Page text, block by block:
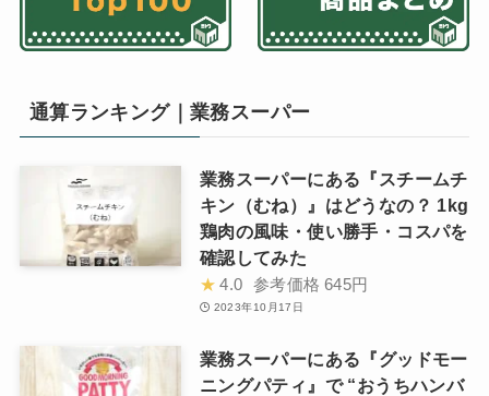
通算ランキング｜業務スーパー
業務スーパーにある『スチームチ
キン（むね）』はどうなの？ 1kg
鶏肉の風味・使い勝手・コスパを
確認してみた
★ 4.0 参考価格 645円
2023年10月17日
業務スーパーにある『グッドモー
ニングパティ』で “おうちハンバ